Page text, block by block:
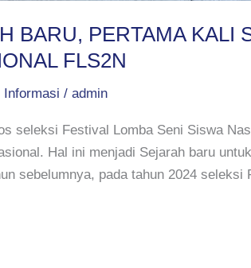
BARU, PERTAMA KALI
FLS2N
Informasi / admin
Festival Lomba Seni Siswa
Hal ini menjadi Sejarah baru
sebelumnya, pada tahun 2024